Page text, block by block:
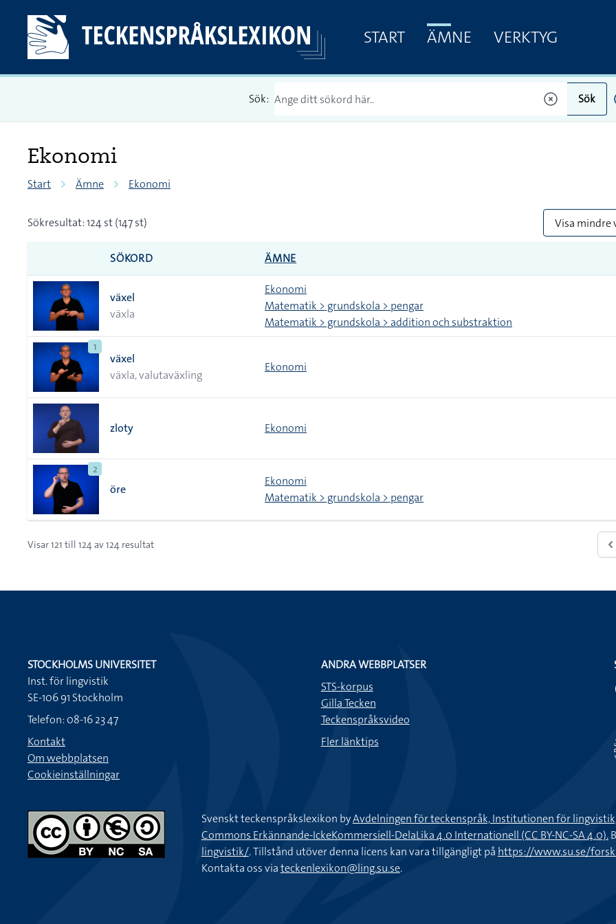
START ÄMNE VERKTYG
Sök: Sök
Ekonomi
Start Ämne Ekonomi
Sökresultat: 124 st (147 st) Visa mindre
SÖKORD ÄMNE
växel
växla
Ekonomi
Matematik > grundskola > pengar
Matematik > grundskola > addition och substraktion
1
växel
växla, valutaväxling
Ekonomi
zloty Ekonomi
2
öre
Ekonomi
Matematik > grundskola > pengar
Visar121 till 124av124 resultat
STOCKHOLMS UNIVERSITET
Inst. för lingvistik
SE-106 91 Stockholm
Telefon: 08-16 23 47
Kontakt
Om webbplatsen
Cookieinställningar
ANDRA WEBBPLATSER
STS-korpus
Gilla Tecken
Teckenspråksvideo
Fler länktips
Svenskt teckenspråkslexikon byAvdelningen för teckenspråk, Institutionen för
Commons Erkännande-IckeKommersiell-DelaLika 4.0 Internationell (CC BY-NC-SA 4.0).
lingvistik/. Tillstånd utöver denna licens kan vara tillgängligt på https://www.su.se/
Kontakta oss viateckenlexikon@ling.su.se.